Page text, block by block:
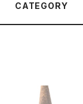
CATEGORY